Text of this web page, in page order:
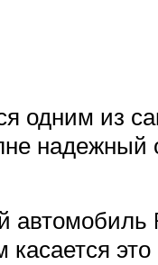
одним из
надежный
автомобиль